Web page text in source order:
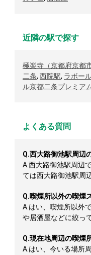
近隣の駅で探す
極楽寺（京都府京都
二条, 西院駅, ラボー
ル京都二条プレミア
よくある質問
Q.西大路御池駅周辺
A.西大路御池駅周辺
ては西大路御池駅周
Q.喫煙所以外の喫煙
A. はい、喫煙所以外
や居酒屋などに絞っ
Q.現在地周辺の喫煙
A. はい、今いる場所